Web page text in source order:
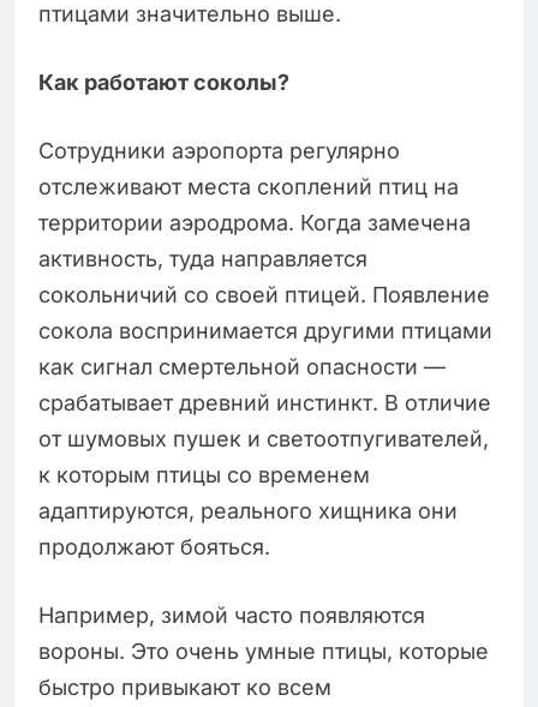
птицами значительно выше.
Как работают соколы?
Сотрудники аэропорта регулярно
отслеживают места скоплений птиц на
территории аэродрома. Когда замечена
активность, туда направляется
сокольничий со своей птицей. Появление
сокола воспринимается другими птицами
как сигнал смертельной опасности —
срабатывает древний инстинкт. В отличие
от шумовых пушек и светоотпугивателей,
к которым птицы со временем
адаптируются, реального хищника они
продолжают бояться.
Например, зимой часто появляются
вороны. Это очень умные птицы, которые
быстро привыкают ко всем